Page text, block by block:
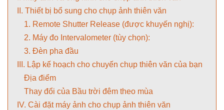
II. Thiết bị bổ sung cho chụp ảnh thiên văn
1. Remote Shutter Release (được khuyến nghị):
2. Máy đo Intervalometer (tùy chọn):
3. Đèn pha đầu
III. Lập kế hoạch cho chuyến chụp thiên văn của bạn
Địa điểm
Thay đổi của Bầu trời đêm theo mùa
IV. Cài đặt máy ảnh cho chụp ảnh thiên văn